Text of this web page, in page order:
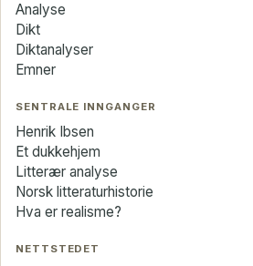
Analyse
Dikt
Diktanalyser
Emner
SENTRALE INNGANGER
Henrik Ibsen
Et dukkehjem
Litterær analyse
Norsk litteraturhistorie
Hva er realisme?
NETTSTEDET